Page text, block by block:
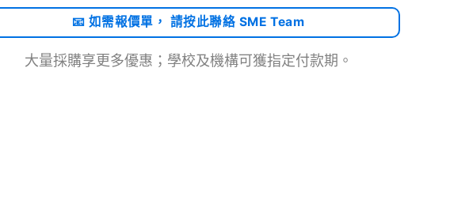
📧 如需報價單， 請按此聯絡 SME Team
大量採購享更多優惠；學校及機構可獲指定付款期。